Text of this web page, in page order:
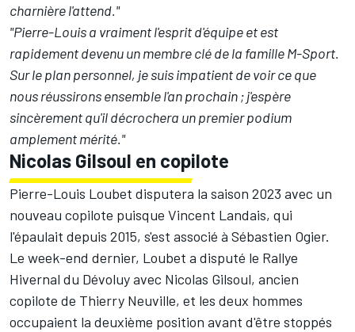
charnière l'attend."
"Pierre-Louis a vraiment l'esprit d'équipe et est
rapidement devenu un membre clé de la famille M-Sport.
Sur le plan personnel, je suis impatient de voir ce que
nous réussirons ensemble l'an prochain ; j'espère
sincèrement qu'il décrochera un premier podium
amplement mérité."
Nicolas Gilsoul en copilote
Pierre-Louis Loubet disputera la saison 2023 avec un
nouveau copilote puisque Vincent Landais, qui
l'épaulait depuis 2015, s'est associé à Sébastien Ogier.
Le week-end dernier, Loubet a disputé le Rallye
Hivernal du Dévoluy avec Nicolas Gilsoul, ancien
copilote de Thierry Neuville, et les deux hommes
occupaient la deuxième position avant d'être stoppés